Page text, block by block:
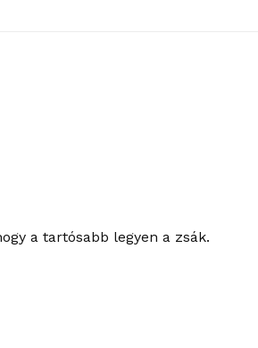
a tartósabb legyen a zsák.